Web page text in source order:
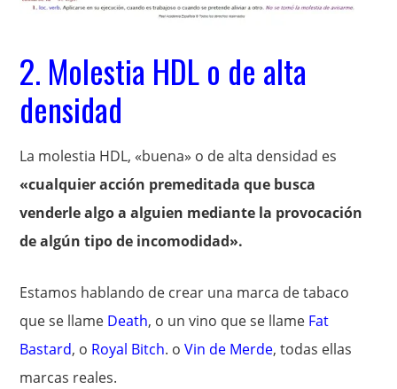
2. Molestia HDL o de alta
densidad
La molestia HDL, «buena» o de alta densidad es
«cualquier acción premeditada que busca
venderle algo a alguien mediante la provocación
de algún tipo de incomodidad».
Estamos hablando de crear una marca de tabaco
que se llame Death, o un vino que se llame Fat
Bastard, o Royal Bitch. oVin de Merde, todas ellas
marcas reales.